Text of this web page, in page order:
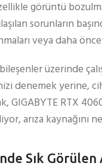
görüntü
sorunların
veya daha
üzerinde
denemek yerine,
GIGABYTE RTX
arıza kaynağını
Sık Görülen